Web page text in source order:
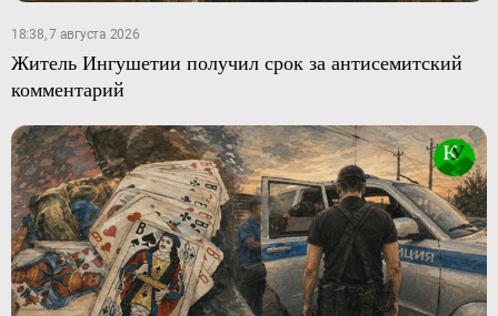
18:38, 7 августа 2026
Житель Ингушетии получил срок за антисемитский
комментарий